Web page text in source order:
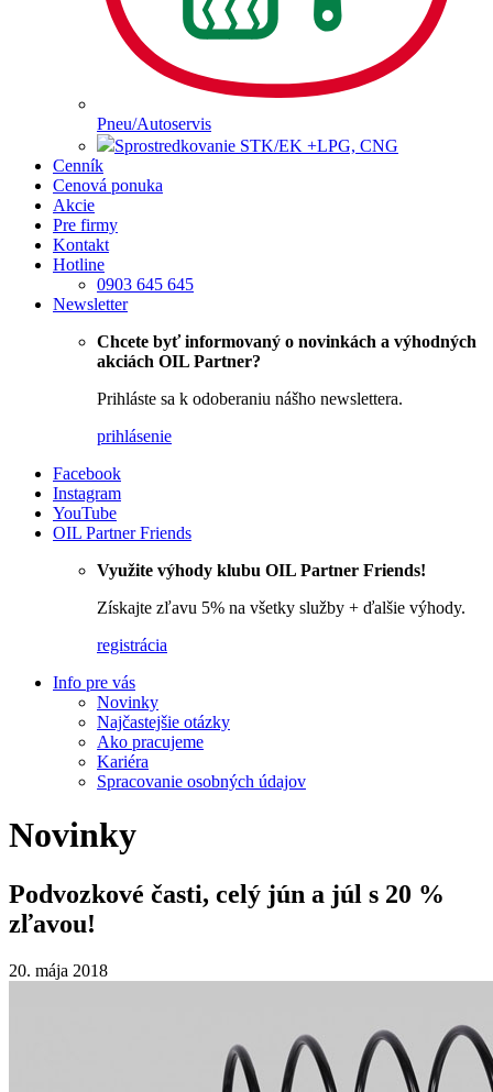
Pneu/Autoservis
Sprostredkovanie STK/EK +LPG, CNG
Cenník
Cenová ponuka
Akcie
Pre firmy
Kontakt
Hotline
0903 645 645
Newsletter
Chcete byť informovaný o novinkách a výhodných
akciách OIL Partner?
Prihláste sa k odoberaniu nášho newslettera.
prihlásenie
Facebook
Instagram
YouTube
OIL Partner Friends
Využite výhody klubu OIL Partner Friends!
Získajte zľavu 5% na všetky služby + ďalšie výhody.
registrácia
Info pre vás
Novinky
Najčastejšie otázky
Ako pracujeme
Kariéra
Spracovanie osobných údajov
Novinky
Podvozkové časti, celý jún a júl s 20 %
zľavou!
20. mája 2018